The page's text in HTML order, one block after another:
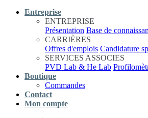
Entreprise
ENTREPRISE
Présentation Base de
CARRIÈRES
Offres d'emplois Candidature
SERVICES ASSOCIES
PVD Lab & He Lab
Boutique
Commandes
Contact
Mon compte